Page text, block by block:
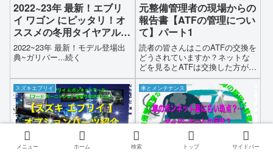
2022~23年 最新！エブリ
イ ワゴン にピッタリ！オ
ススメの冬用タイヤアルミ
セット
2022~23年 最新！モデル登場出
典~ガリバー...続く
元整備管理者の現場からの
報告書【ATFの管理につい
て】パート1
読者の皆さんはこのATFの交換を
どうされていますか？ネットな
どを見るとATFは交換した方が良
いとか、交換しない方が良いと
か色々な意見が散見されていま
す若い頃、ディラーで整備士・
フロントマンを経てその後、営
業車の整備管理者として40年近
く整備業界に従事してきた経験
から私の意見を述べさせていた
だきます特に営業車の整備管理
スズキエブリイ 車とメンテナンス
メニュー ホーム 検索 トップ サイドバー